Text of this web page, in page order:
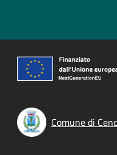
Comune di